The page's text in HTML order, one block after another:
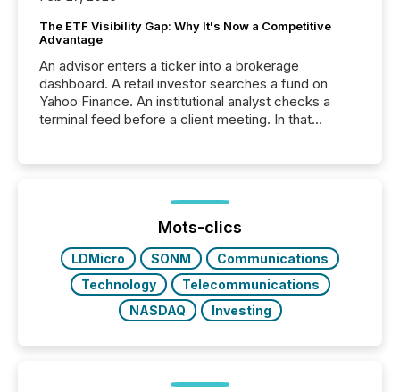
The ETF Visibility Gap: Why It's Now a Competitive
Advantage
An advisor enters a ticker into a brokerage
dashboard. A retail investor searches a fund on
Yahoo Finance. An institutional analyst checks a
terminal feed before a client meeting. In that
management. At the end of November 2025, the
industry included more than 15,600 products and
over 30,000 ...
Mots-clics
LDMicro SONM
Communications
Technology
Telecommunications
NASDAQ
Investing